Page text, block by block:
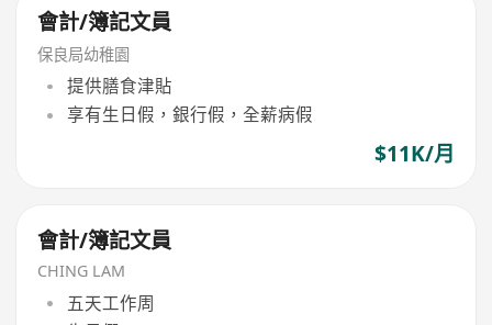
會計/簿記文員
保良局幼稚園
提供膳食津貼
享有生日假，銀行假，全薪病假
$11K/月
會計/簿記文員
CHING LAM
五天工作周